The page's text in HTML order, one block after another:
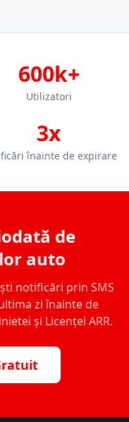
600k+
Utilizatori
3x
înainte de expirare
de
auto
notificări prin SMS
zi înainte de
și Licenței ARR.